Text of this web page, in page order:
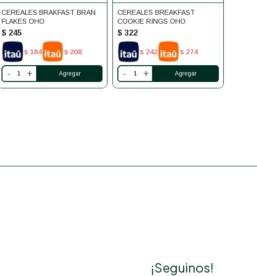
CEREALES BRAKFAST BRAN
FLAKES OHO
$ 245
$ 184 $ 208
- +
CEREALES BREAKFAST
COOKIE RINGS OHO
$ 322
$ 242 $ 274
- +
¡Seguinos!